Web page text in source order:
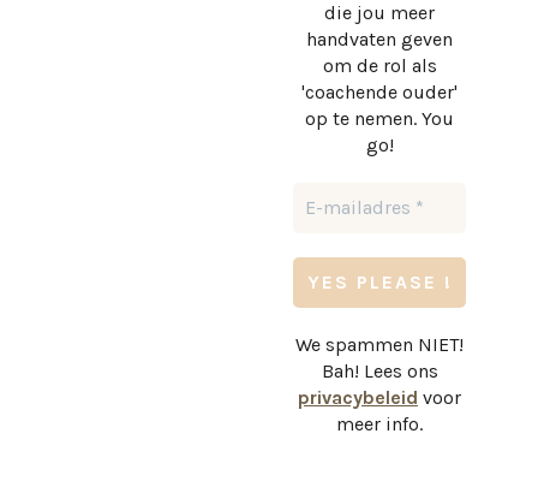
die jou meer
handvaten geven
om de rol als
'coachende ouder'
op te nemen. You
go!
We spammen NIET!
Bah! Lees ons
privacybeleid voor
meer info.